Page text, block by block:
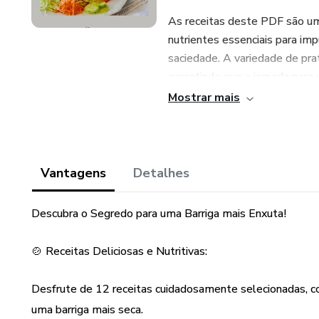
As receitas deste PDF são
nutrientes essenciais para
saciedade. A variedade de
garantindo que a jornada
característica marcante,
saudáveis, destacando a
também a melhoria da
Mostrar mais
Vantagens Detalhes
Descubra o Segredo para uma Barriga mais Enxuta!
🍲 Receitas Deliciosas e Nutritivas:
Desfrute de 12 receitas cuidadosamente selecionadas,
uma barriga mais seca.